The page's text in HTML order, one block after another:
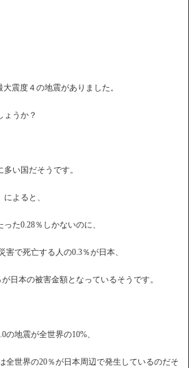
震度４の地震がありました。
ょうか？
い国だそうです。
によると、
た0.28％しかないのに、
害で死亡する人の0.3％が日本、
が日本の被害金額となっているそうです。
の地震が全世界の10%、
全世界の20％が日本周辺で発生しているのだそ